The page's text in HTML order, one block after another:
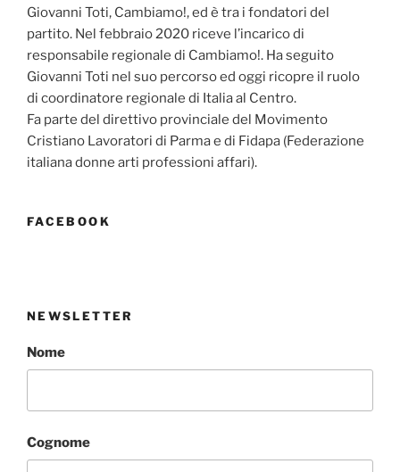
Giovanni Toti, Cambiamo!, ed è tra i fondatori del
partito. Nel febbraio 2020 riceve l’incarico di
responsabile regionale di Cambiamo!. Ha seguito
Giovanni Toti nel suo percorso ed oggi ricopre il ruolo
di coordinatore regionale di Italia al Centro.
Fa parte del direttivo provinciale del Movimento
Cristiano Lavoratori di Parma e di Fidapa (Federazione
italiana donne arti professioni affari).
FACEBOOK
NEWSLETTER
Nome
Cognome